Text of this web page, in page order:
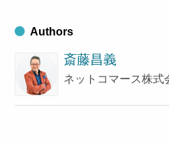
Authors
斎藤昌義
ネットコマース株式